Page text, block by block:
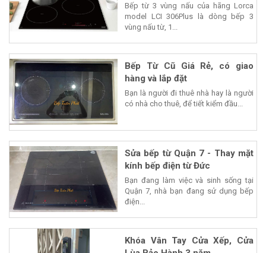
Bếp từ 3 vùng nấu của hãng Lorca
model LCI 306Plus là dòng bếp 3
vùng nấu từ, 1...
Bếp Từ Cũ Giá Rẻ, có giao
hàng và lắp đặt
Bạn là người đi thuê nhà hay là người
có nhà cho thuê, để tiết kiểm đầu...
Sửa bếp từ Quận 7 - Thay mặt
kính bếp điện từ Đức
Bạn đang làm việc và sinh sống tại
Quận 7, nhà bạn đang sử dụng bếp
điện...
Khóa Vân Tay Cửa Xếp, Cửa